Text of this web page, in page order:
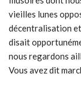
vieilles lunes
décentralisation et
disait
nous regardons
Vous avez dit